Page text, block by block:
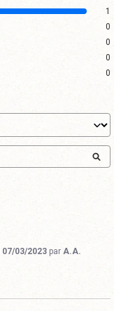
1
0
0
0
0
07/03/2023 par A.A.